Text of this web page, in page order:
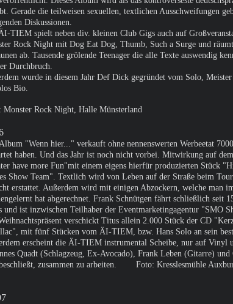
Gerade die teilweisen sexuellen, textlichen Ausschweifungen
Diskussionen.
TIEM spielt neben div. kleinen Club Gigs auch auf
Rock Night mit Dog Eat Dog, Thumb, Such a Surge und
ab. Tausende grölende Teenager die alle Texte auswendig
Durchbruch.
wurde in diesem Jahr Def Dick gegründet vom Solo,
Bio.
Monster Rock Night, Halle Münsterland
"Wenn hier..." verkauft ohne nennenswerten Werbeetat
haben. Und das Jahr ist noch nicht vorbei. Mitwirkung auf
have more Fun"mit einem eigens hierfür produzierten Stück
Show Team". Textlich wird von Leben auf der Straße beim
erstattet. Außerdem wird mit einigen Abzockern, welche man
hat abgerechnet. Frank Schnütgen fährt schließlich seit
und ist inzwischen Teilhaber der Eventmarketingagentur "SMO
verschickt Titus allein 2.000 Stück der CD
mit fünf Stücken vom ÄI-TIEM, bzw. Hans Solo an sein
erscheint die ÄI-TIEM instrumental Scheibe, nur auf Vinyl
Quadt (Schlagzeug, Ex-Avocado), Frank Leben (Gitarre) und
beschließt, zusammen zu arbeiten. Foto: Kresslesmühle